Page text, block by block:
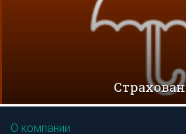
О компании